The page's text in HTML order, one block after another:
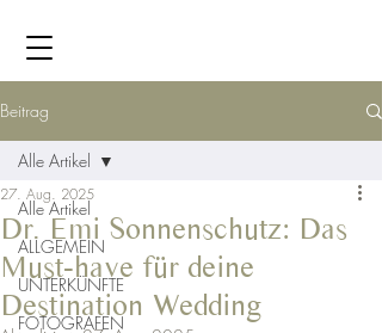
Beitrag
Alle Artikel
ALLGEMEIN
UNTERKÜNFTE
FOTOGRAFEN
Alle Artikel
Dr. Emi Sonnenschutz: Das
Must-have für deine
Destination Wedding
27. Aug. 2025